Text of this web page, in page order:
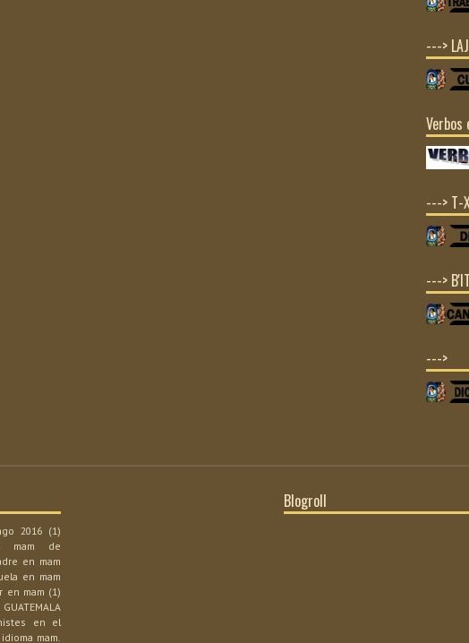
--->
Verbos
---> T-
--->
--->
2016 (1)
mam de
en mam
en mam
en mam (1)
en el
mam.
Blogroll